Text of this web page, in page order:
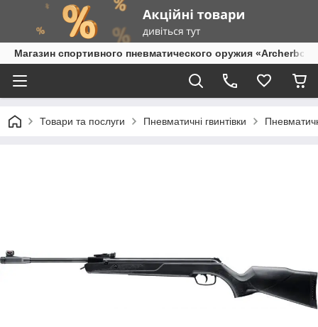
Магазин спортивного пневматического оружия
Товари та послуги Пневматичні гвинтівки